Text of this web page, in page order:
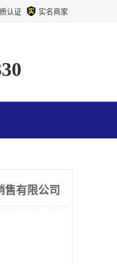
认证 实名商家
售有限公司